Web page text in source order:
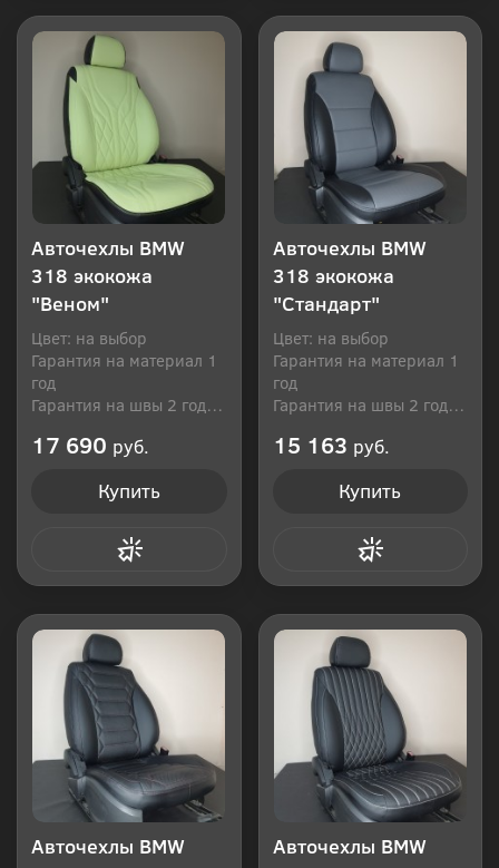
Авточехлы BMW
318 экокожа
"Веном"
Цвет: на выбор
Гарантия на материал 1
год
Гарантия на швы 2 года
17 690 руб.
Купить
Авточехлы BMW
318 экокожа
"Стандарт"
Цвет: на выбор
Гарантия на материал 1
год
Гарантия на швы 2 года
15 163 руб.
Купить
Авточехлы BMW
Авточехлы BMW